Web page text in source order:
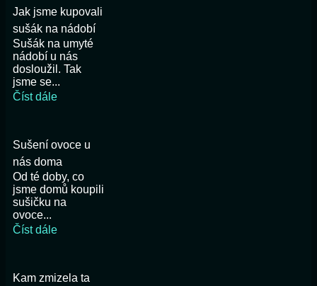
Jak jsme kupovali
sušák na nádobí
Sušák na umyté
nádobí u nás
dosloužil. Tak
jsme se...
Číst dále
Sušení ovoce u
nás doma
Od té doby, co
jsme domů koupili
sušičku na
ovoce...
Číst dále
Kam zmizela ta